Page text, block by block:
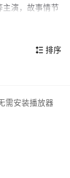
主演，故事情节
和观众们都期
单独准备一个
并威胁到俱乐
影片中具有一
不错的亮点，
电影的观众观
 排序
需安装播放器